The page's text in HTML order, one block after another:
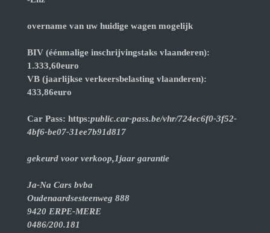
overname van uw huidige wagen mogelijk
BIV (éénmalige inschrijvingstaks vlaanderen):
1.333,60euro
VB (jaarlijkse verkeersbelasting vlaanderen):
433,86euro
Car Pass: https:public.car-pass.be/vhr/724ec6f0-3f52-
4bf6-be07-31ee7b91d817
gekeurd voor verkoop,1jaar garantie
Ja-Na Cars bvba
Oudenaardsesteenweg 888
9420 ERPE-MERE
0486/200.181